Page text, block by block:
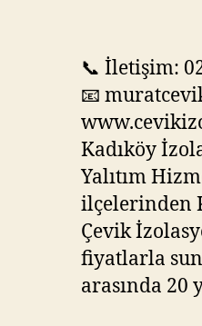
📞 İletişim:
📧
Kadıköy
Yalıtım
ilçelerinden
Çevik
fiyatlarla
arasında 20